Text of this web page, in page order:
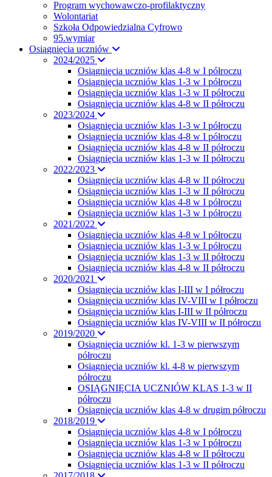
Program wychowawczo-profilaktyczny
Wolontariat
Szkoła Odpowiedzialna Cyfrowo
95.wymiar
Osiągnięcia uczniów
2024/2025
Osiągnięcia uczniów klas 4-8 w I półroczu
Osiągnięcia uczniów klas 1-3 w I półroczu
Osiągnięcia uczniów klas 1-3 w II półroczu
Osiągnięcia uczniów klas 4-8 w II półroczu
2023/2024
Osiągnięcia uczniów klas 1-3 w I półroczu
Osiągnięcia uczniów klas 4-8 w I półroczu
Osiągnięcia uczniów klas 4-8 w II półroczu
Osiągnięcia uczniów klas 1-3 w II półroczu
2022/2023
Osiągnięcia uczniów klas 4-8 w II półroczu
Osiągnięcia uczniów klas 1-3 w II półroczu
Osiągnięcia uczniów klas 4-8 w I półroczu
Osiągnięcia uczniów klas 1-3 w I półroczu
2021/2022
Osiągnięcia uczniów klas 4-8 w I półroczu
Osiągnięcia uczniów klas 1-3 w I półroczu
Osiągnięcia uczniów klas 1-3 w II półroczu
Osiągnięcia uczniów klas 4-8 w II półroczu
2020/2021
Osiągnięcia uczniów klas I-III w I półroczu
Osiągnięcia uczniów klas IV-VIII w I półroczu
Osiągnięcia uczniów klas I-III w II półroczu
Osiągnięcia uczniów klas IV-VIII w II półroczu
2019/2020
Osiągnięcia uczniów kl. 1-3 w pierwszym
półroczu
Osiągnięcia uczniów kl. 4-8 w pierwszym
półroczu
OSIĄGNIĘCIA UCZNIÓW KLAS 1-3 w II
półroczu
Osiągnięcia uczniów klas 4-8 w drugim półroczu
2018/2019
Osiągnięcia uczniów klas 4-8 w I półroczu
Osiągnięcia uczniów klas 1-3 w I półroczu
Osiągnięcia uczniów klas 4-8 w II półroczu
Osiągnięcia uczniów klas 1-3 w II półroczu